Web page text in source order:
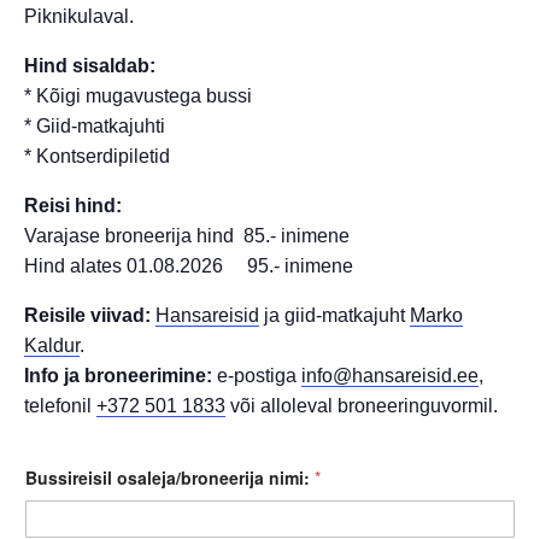
Piknikulaval.
Hind sisaldab:
* Kõigi mugavustega bussi
* Giid-matkajuhti
* Kontserdipiletid
Reisi hind:
Varajase broneerija hind 85.- inimene
Hind alates 01.08.2026 95.- inimene
Reisile viivad: Hansareisid ja giid-matkajuht Marko
Kaldur.
Info ja broneerimine: e-postiga info@hansareisid.ee,
telefonil +372 501 1833 või alloleval broneeringuvormil.
Bussireisil osaleja/broneerija nimi: *